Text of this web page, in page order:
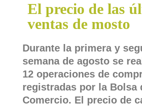
El precio de las
ventas de mosto
Durante la primera y
semana de agosto se
12 operaciones de
registradas por la Bolsa
Comercio. El precio de